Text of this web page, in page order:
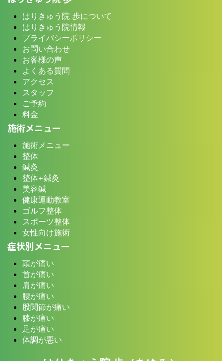
はりきゅう院 歩について
はりきゅう院情報
プライバシーポリシー
お問い合わせ
お客様の声
よくある質問
アクセス
スタッフ
ご予約
料金
施術メニュー
施術メニュー
整体
鍼灸
整体+鍼灸
美容鍼
健康運動教室
ゴルフ整体
スポーツ整体
女性向け施術
症状別メニュー
頭が痛い
首が痛い
肩が痛い
腰が痛い
股関節が痛い
膝が痛い
足が痛い
体調が悪い